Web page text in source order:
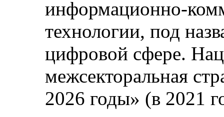
информационно-
технологии, под
цифровой сфере.
межсекторальная
2026 годы» (в 2021